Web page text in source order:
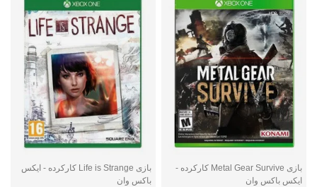
بازی Metal Gear Survive کارکرده -
ایکس باکس وان
بازی Life is Strange کارکرده - ایکس
باکس وان